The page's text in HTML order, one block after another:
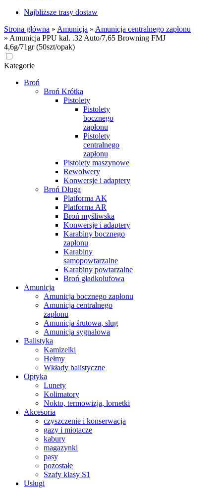
Najbliższe trasy dostaw
Strona główna » Amunicja » Amunicja centralnego zapłonu
» Amunicja PPU kal. .32 Auto/7,65 Browning FMJ
4,6g/71gr (50szt/opak)
Kategorie
Broń
Broń Krótka
Pistolety
Pistolety
bocznego
zapłonu
Pistolety
centralnego
zapłonu
Pistolety maszynowe
Rewolwery
Konwersje i adaptery
Broń Długa
Platforma AK
Platforma AR
Broń myśliwska
Konwersje i adaptery
Karabiny bocznego
zapłonu
Karabiny
samopowtarzalne
Karabiny powtarzalne
Broń gładkolufowa
Amunicja
Amunicja bocznego zapłonu
Amunicja centralnego
zapłonu
Amunicja śrutowa, slug
Amunicja sygnałowa
Balistyka
Kamizelki
Hełmy
Wkłady balistyczne
Optyka
Lunety
Kolimatory
Nokto, termowizja, lornetki
Akcesoria
czyszczenie i konserwacja
gazy i miotacze
kabury
magazynki
pasy
pozostałe
Szafy klasy S1
Usługi